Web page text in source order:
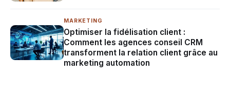
MARKETING
Optimiser la fidélisation client :
Comment les agences conseil CRM
transforment la relation client grâce au
marketing automation